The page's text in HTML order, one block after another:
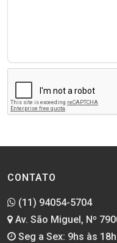
CONTATO
(11) 94054-5704
Av. São Miguel, Nº
Seg a Sex: 9hs às